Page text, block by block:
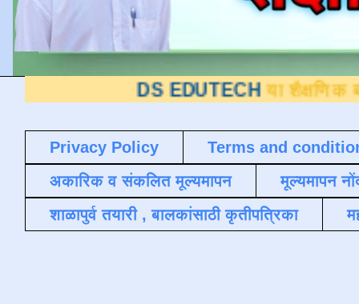
DS EDUTECH या शैक्षणिक ब्लॉगवर आपले
Privacy Policy
Terms and
अकारिक व संकलित मूल्यमापन
मूल्यमापन
शाळापुर्व तयारी , बालकांसाठी कृतीपत्रिका